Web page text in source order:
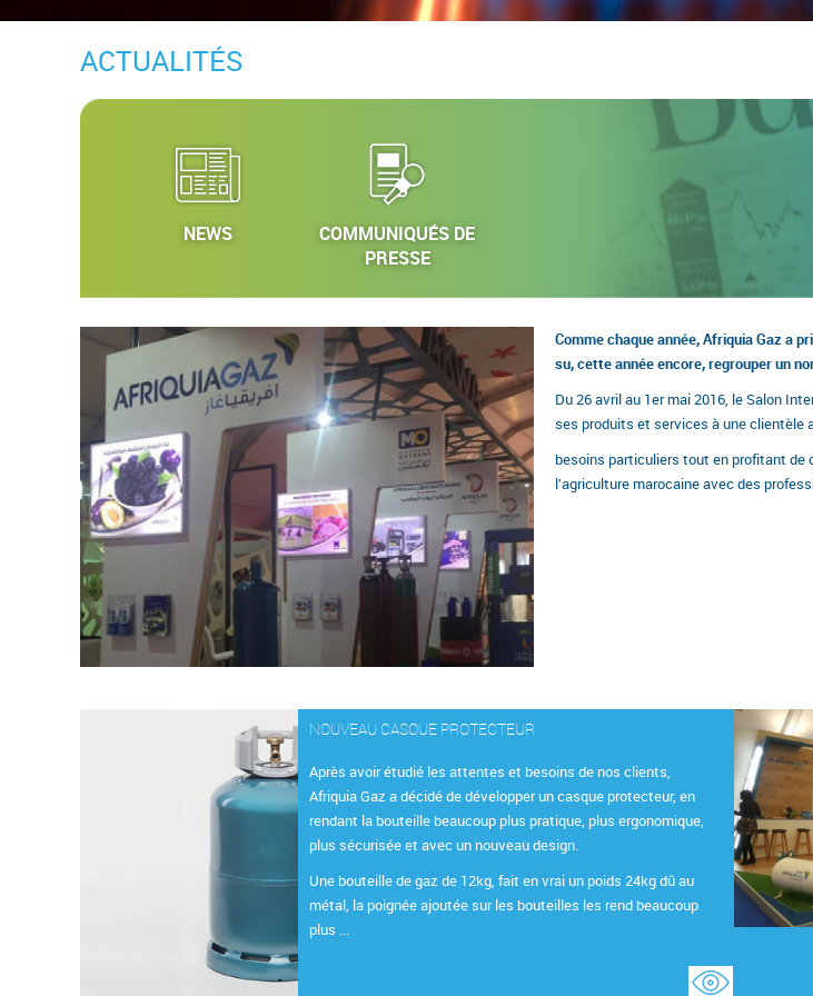
ACTUALITÉS
NEWS
COMMUNIQUÉS DE
PRESSE
Comme chaque année, Afriquia Gaz a
su, cette année encore, regrouper un
Du 26 avril au 1er mai 2016, le Salon
ses produits et services à une clientèle
besoins particuliers tout en profitant de
l’agriculture marocaine avec des
NOUVEAU CASQUE PROTECTEUR
Après avoir étudié les attentes et besoins de nos clients,
Afriquia Gaz a décidé de développer un casque protecteur, en
rendant la bouteille beaucoup plus pratique, plus ergonomique,
plus sécurisée et avec un nouveau design.
Une bouteille de gaz de 12kg, fait en vrai un poids 24kg dû au
métal, la poignée ajoutée sur les bouteilles les rend beaucoup
plus ...